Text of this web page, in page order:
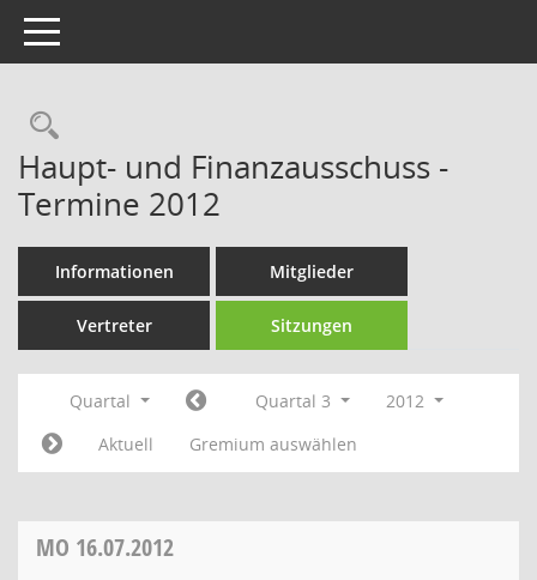
Toggle navigation
Rechercheauswahl
Haupt- und Finanzausschuss -
Termine 2012
Informationen Mitglieder
Vertreter Sitzungen
Quartal Quartal 3
2012
Aktuell
Gremium auswählen
MO 16.07.2012